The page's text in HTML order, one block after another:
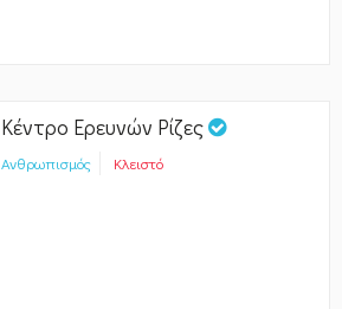
Κέντρο Ερευνών Ρίζες
Ανθρωπισμός Κλειστό